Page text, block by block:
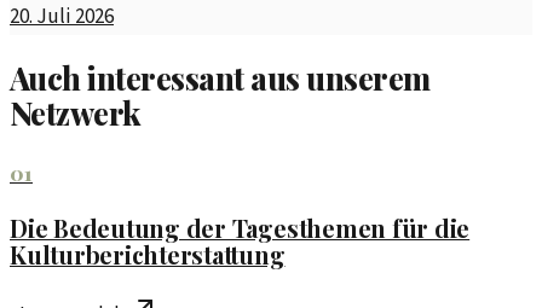
20. Juli 2026
Auch interessant aus unserem
Netzwerk
01
Die Bedeutung der Tagesthemen für die
Kulturberichterstattung